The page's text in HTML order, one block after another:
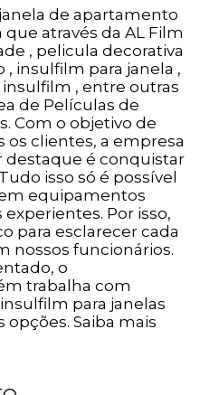
de apartamento
que através da AL Film
, pelicula decorativa
insulfilm para janela ,
, entre outras
de Películas de
Com o objetivo de
os clientes, a empresa
é conquistar
isso só é possível
equipamentos
Por isso,
para esclarecer cada
nossos funcionários.
o
trabalha com
para janelas
Saiba mais